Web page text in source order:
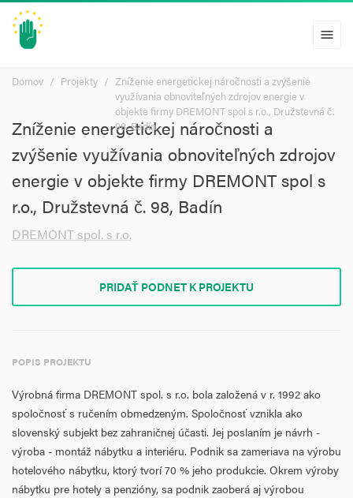
menu
Domov Projekty
Zníženie energetickej náročnosti a zvýšenie
využívania obnoviteľných zdrojov energie v
objekte firmy DREMONT spol s r.o., Družstevná č.
98, Badín
Zníženie energetickej náročnosti a
zvýšenie využívania obnoviteľných zdrojov
energie v objekte firmy DREMONT spol s
r.o., Družstevná č. 98, Badín
DREMONT spol. s r.o.
PRIDAŤ PODNET K PROJEKTU
POPIS PROJEKTU
Výrobná firma DREMONT spol. s r.o. bola založená v r. 1992 ako
spoločnosť s ručením obmedzeným. Spoločnosť vznikla ako
slovenský subjekt bez zahraničnej účasti. Jej poslaním je návrh -
výroba - montáž nábytku a interiéru. Podnik sa zameriava na výrobu
hotelového nábytku, ktorý tvorí 70 % jeho produkcie. Okrem výroby
nábytku pre hotely a penzióny, sa podnik zaoberá aj výrobou